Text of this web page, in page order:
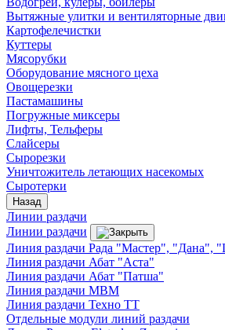
Вытяжные улитки и вентиляторные
Картофелечистки
Куттеры
Мясорубки
Оборудование мясного цеха
Овощерезки
Пастамашины
Погружные миксеры
Лифты, Тельферы
Слайсеры
Сырорезки
Уничтожитель летающих насекомых
Сыротерки
Назад
Линии раздачи
Линии раздачи
Линия раздачи Рада "Мастер", "Дана",
Линия раздачи Абат "Аста"
Линия раздачи Абат "Патша"
Линия раздачи МВМ
Линия раздачи Техно ТТ
Отдельные модули линий раздачи